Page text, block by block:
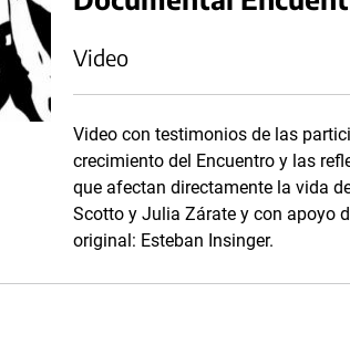
Video
Video con testimonios de las
crecimiento del Encuentro y las
que afectan directamente la vida
Scotto y Julia Zárate y con apoyo
original: Esteban Insinger.